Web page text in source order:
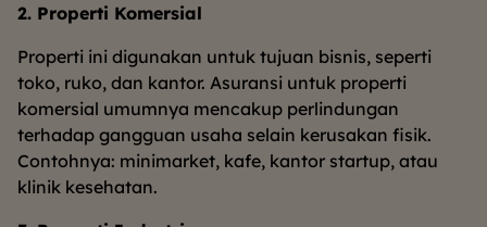
2. Properti Komersial
Properti ini digunakan untuk tujuan bisnis, seperti
toko, ruko, dan kantor. Asuransi untuk properti
komersial umumnya mencakup perlindungan
terhadap gangguan usaha selain kerusakan fisik.
Contohnya: minimarket, kafe, kantor startup, atau
klinik kesehatan.